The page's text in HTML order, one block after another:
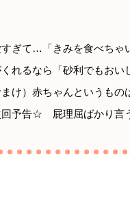
ぎて…「きみを食べちゃ
れるなら「砂利でもおい
まけ）赤ちゃんというもの
予告☆ 屁理屈ばかり言